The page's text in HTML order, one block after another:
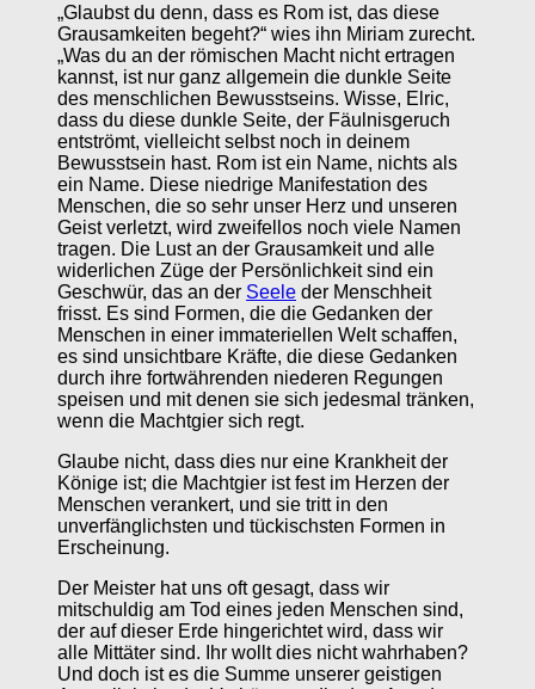
„Glaubst du denn, dass es Rom ist, das diese
Grausamkeiten begeht?“ wies ihn Miriam zurecht.
„Was du an der römischen Macht nicht ertragen
kannst, ist nur ganz allgemein die dunkle Seite
des menschlichen Bewusstseins. Wisse, Elric,
dass du diese dunkle Seite, der Fäulnisgeruch
entströmt, vielleicht selbst noch in deinem
Bewusstsein hast. Rom ist ein Name, nichts als
ein Name. Diese niedrige Manifestation des
Menschen, die so sehr unser Herz und unseren
Geist verletzt, wird zweifellos noch viele Namen
tragen. Die Lust an der Grausamkeit und alle
widerlichen Züge der Persönlichkeit sind ein
Geschwür, das an der Seele der Menschheit
frisst. Es sind Formen, die die Gedanken der
Menschen in einer immateriellen Welt schaffen,
es sind unsichtbare Kräfte, die diese Gedanken
durch ihre fortwährenden niederen Regungen
speisen und mit denen sie sich jedesmal tränken,
wenn die Machtgier sich regt.
Glaube nicht, dass dies nur eine Krankheit der
Könige ist; die Machtgier ist fest im Herzen der
Menschen verankert, und sie tritt in den
unverfänglichsten und tückischsten Formen in
Erscheinung.
Der Meister hat uns oft gesagt, dass wir
mitschuldig am Tod eines jeden Menschen sind,
der auf dieser Erde hingerichtet wird, dass wir
alle Mittäter sind. Ihr wollt dies nicht wahrhaben?
Und doch ist es die Summe unserer geistigen